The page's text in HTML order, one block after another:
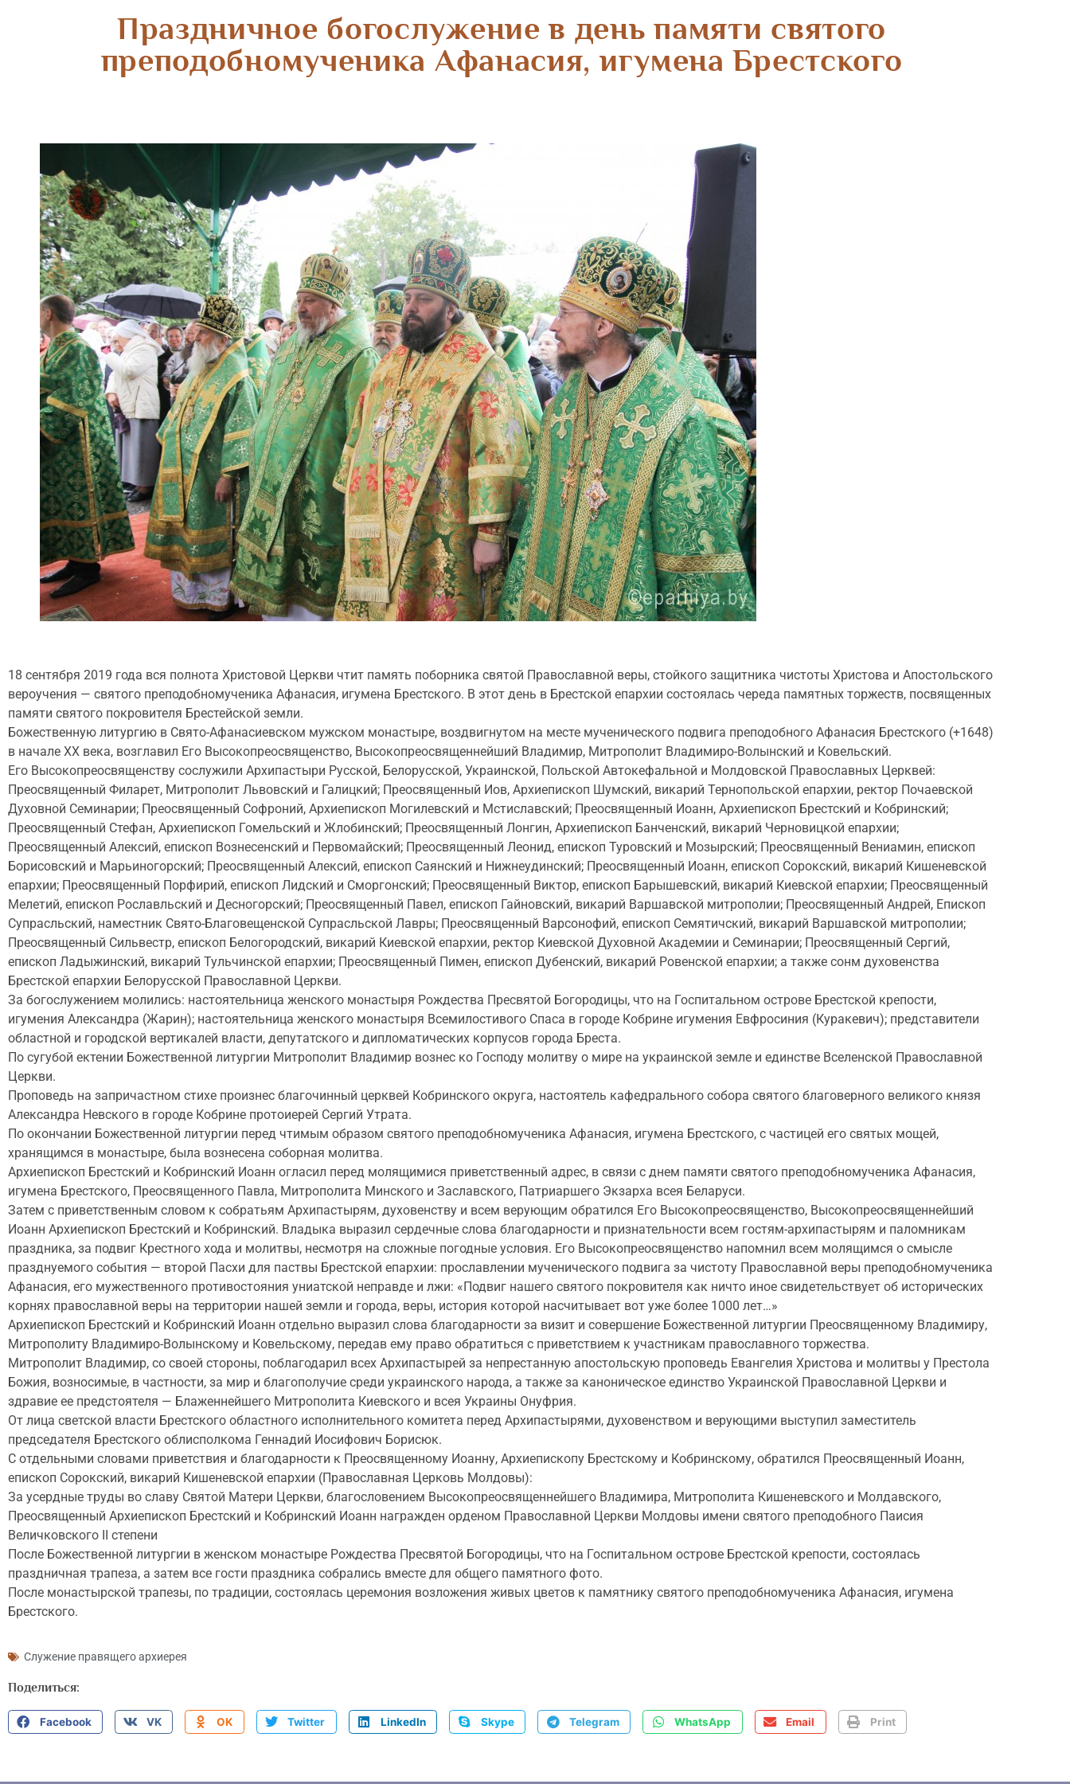
Праздничное богослужение в день памяти святого
преподобномученика Афанасия, игумена Брестского
18 сентября 2019 года вся полнота Христовой Церкви чтит память поборника святой Православной веры, стойкого защитника чистоты Христова и Апостольского
вероучения — святого преподобномученика Афанасия, игумена Брестского. В этот день в Брестской епархии состоялась череда памятных торжеств, посвященных
памяти святого покровителя Брестейской земли.
Божественную литургию в Свято-Афанасиевском мужском монастыре, воздвигнутом на месте мученического подвига преподобного Афанасия Брестского (+1648)
в начале ХХ века, возглавил Его Высокопреосвященство, Высокопреосвященнейший Владимир, Митрополит Владимиро-Волынский и Ковельский.
Его Высокопреосвященству сослужили Архипастыри Русской, Белорусской, Украинской, Польской Автокефальной и Молдовской Православных Церквей:
Преосвященный Филарет, Митрополит Львовский и Галицкий; Преосвященный Иов, Архиепископ Шумский, викарий Тернопольской епархии, ректор Почаевской
Духовной Семинарии; Преосвященный Софроний, Архиепископ Могилевский и Мстиславский; Преосвященный Иоанн, Архиепископ Брестский и Кобринский;
Преосвященный Стефан, Архиепископ Гомельский и Жлобинский; Преосвященный Лонгин, Архиепископ Банченский, викарий Черновицкой епархии;
Преосвященный Алексий, епископ Вознесенский и Первомайский; Преосвященный Леонид, епископ Туровский и Мозырский; Преосвященный Вениамин, епископ
Борисовский и Марьиногорский; Преосвященный Алексий, епископ Саянский и Нижнеудинский; Преосвященный Иоанн, епископ Сорокский, викарий Кишеневской
епархии; Преосвященный Порфирий, епископ Лидский и Сморгонский; Преосвященный Виктор, епископ Барышевский, викарий Киевской епархии; Преосвященный
Мелетий, епископ Рославльский и Десногорский; Преосвященный Павел, епископ Гайновский, викарий Варшавской митрополии; Преосвященный Андрей, Епископ
Супрасльский, наместник Свято-Благовещенской Супрасльской Лавры; Преосвященный Варсонофий, епископ Семятичский, викарий Варшавской митрополии;
Преосвященный Сильвестр, епископ Белогородский, викарий Киевской епархии, ректор Киевской Духовной Академии и Семинарии; Преосвященный Сергий,
епископ Ладыжинский, викарий Тульчинской епархии; Преосвященный Пимен, епископ Дубенский, викарий Ровенской епархии; а также сонм духовенства
Брестской епархии Белорусской Православной Церкви.
За богослужением молились: настоятельница женского монастыря Рождества Пресвятой Богородицы, что на Госпитальном острове Брестской крепости,
игумения Александра (Жарин); настоятельница женского монастыря Всемилостивого Спаса в городе Кобрине игумения Евфросиния (Куракевич); представители
областной и городской вертикалей власти, депутатского и дипломатических корпусов города Бреста.
По сугубой ектении Божественной литургии Митрополит Владимир вознес ко Господу молитву о мире на украинской земле и единстве Вселенской Православной
Церкви.
Проповедь на запричастном стихе произнес благочинный церквей Кобринского округа, настоятель кафедрального собора святого благоверного великого князя
Александра Невского в городе Кобрине протоиерей Сергий Утрата.
По окончании Божественной литургии перед чтимым образом святого преподобномученика Афанасия, игумена Брестского, с частицей его святых мощей,
хранящимся в монастыре, была вознесена соборная молитва.
Архиепископ Брестский и Кобринский Иоанн огласил перед молящимися приветственный адрес, в связи с днем памяти святого преподобномученика Афанасия,
игумена Брестского, Преосвященного Павла, Митрополита Минского и Заславского, Патриаршего Экзарха всея Беларуси.
Затем с приветственным словом к собратьям Архипастырям, духовенству и всем верующим обратился Его Высокопреосвященство, Высокопреосвященнейший
Иоанн Архиепископ Брестский и Кобринский. Владыка выразил сердечные слова благодарности и признательности всем гостям-архипастырям и паломникам
праздника, за подвиг Крестного хода и молитвы, несмотря на сложные погодные условия. Его Высокопреосвященство напомнил всем молящимся о смысле
празднуемого события — второй Пасхи для паствы Брестской епархии: прославлении мученического подвига за чистоту Православной веры преподобномученика
Афанасия, его мужественного противостояния униатской неправде и лжи: «Подвиг нашего святого покровителя как ничто иное свидетельствует об исторических
корнях православной веры на территории нашей земли и города, веры, история которой насчитывает вот уже более 1000 лет…»
Архиепископ Брестский и Кобринский Иоанн отдельно выразил слова благодарности за визит и совершение Божественной литургии Преосвященному Владимиру,
Митрополиту Владимиро-Волынскому и Ковельскому, передав ему право обратиться с приветствием к участникам православного торжества.
Митрополит Владимир, со своей стороны, поблагодарил всех Архипастырей за непрестанную апостольскую проповедь Евангелия Христова и молитвы у Престола
Божия, возносимые, в частности, за мир и благополучие среди украинского народа, а также за каноническое единство Украинской Православной Церкви и
здравие ее предстоятеля — Блаженнейшего Митрополита Киевского и всея Украины Онуфрия.
От лица светской власти Брестского областного исполнительного комитета перед Архипастырями, духовенством и верующими выступил заместитель
председателя Брестского облисполкома Геннадий Иосифович Борисюк.
С отдельными словами приветствия и благодарности к Преосвященному Иоанну, Архиепископу Брестскому и Кобринскому, обратился Преосвященный Иоанн,
епископ Сорокский, викарий Кишеневской епархии (Православная Церковь Молдовы):
За усердные труды во славу Святой Матери Церкви, благословением Высокопреосвященнейшего Владимира, Митрополита Кишеневского и Молдавского,
Преосвященный Архиепископ Брестский и Кобринский Иоанн награжден орденом Православной Церкви Молдовы имени святого преподобного Паисия
Величковского II степени
После Божественной литургии в женском монастыре Рождества Пресвятой Богородицы, что на Госпитальном острове Брестской крепости, состоялась
праздничная трапеза, а затем все гости праздника собрались вместе для общего памятного фото.
После монастырской трапезы, по традиции, состоялась церемония возложения живых цветов к памятнику святого преподобномученика Афанасия, игумена
Брестского.
Служение правящего архиерея
Поделиться:
Facebook VK OK Twitter LinkedIn Skype Telegram WhatsApp Email Print